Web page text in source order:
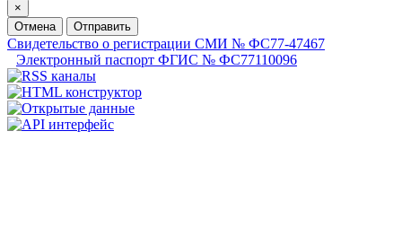
×
Отмена
Отправить
Свидетельство о регистрации СМИ № ФС77-47467
Электронный паспорт ФГИС № ФС77110096